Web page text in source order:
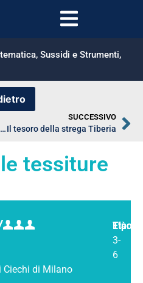
, Sussidi e Strumenti,
La storia di Jemina anatra De’ Stagni
SUCCESSIVO
Il tesoro della strega Tiberia
tessiture
Età:
3-
6
Ciechi di Milano